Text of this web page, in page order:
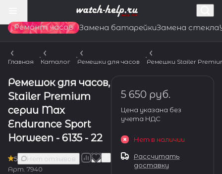
Ремонт часов Замена батарейкиЗамена стекла
Главная Каталог Ремешки для часов Ремешки Stailer
Ремешок для часов,
Stailer Premium
серии Max
Endurance Sport
Horween - 6135 - 22
5
Нет отзывов
Арт. 7940
5 650 руб.
Цена указана без
учета НДС
Нет в наличии
Рассчитать
доставку